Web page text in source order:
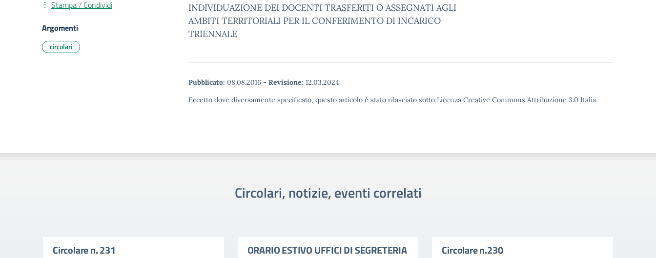
INDIVIDUAZIONE DEI DOCENTI TRASFERITI O ASSEGNATI AGLI
AMBITI TERRITORIALI PER IL CONFERIMENTO DI INCARICO
TRIENNALE
Pubblicato: 08.08.2016 - Revisione: 12.03.2024
Eccetto dove diversamente specificato, questo articolo è stato rilasciato sotto Licenza Creative Commons Attribuzione 3.0 Italia.
Stampa / Condividi
Argomenti
circolari
Circolari, notizie, eventi correlati
Circolare n. 231 ORARIO ESTIVO UFFICI DI SEGRETERIA Circolare n.230